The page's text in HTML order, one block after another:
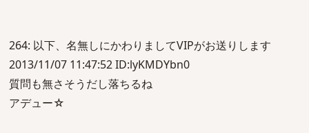
264: 以下、名無しにかわりましてVIPがお送りします
2013/11/07 11:47:52 ID:lyKMDYbn0
質問も無さそうだし落ちるね
アデュー☆